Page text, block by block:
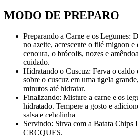
MODO DE PREPARO
Preparando a Carne e os Legumes:
no azeite, acrescente o filé mignon
cenoura, o brócolis, nozes e
cuidado.
Hidratando o Cuscuz: Ferva o caldo
sobre o cuscuz em uma tigela
minutos até hidratar.
Finalizando: Misture a carne e os
hidratado. Tempere a gosto e
salsa e cebolinha.
Servindo: Sirva com a Batata Chips
CROQUES.